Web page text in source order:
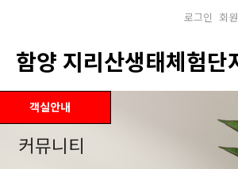
객실안내
로그인 회
함양 지리산생태체험단
커뮤니티